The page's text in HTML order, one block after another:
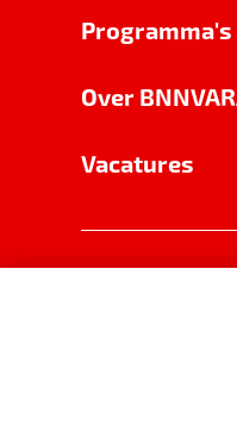
Programma's
Over
Vacatures